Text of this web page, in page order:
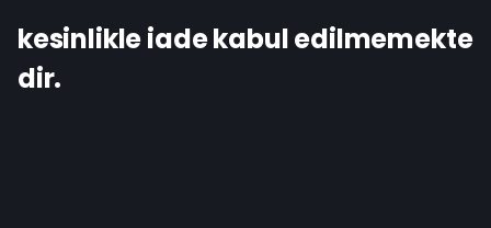
kesinlikle iade kabul edilmemekte
dir.